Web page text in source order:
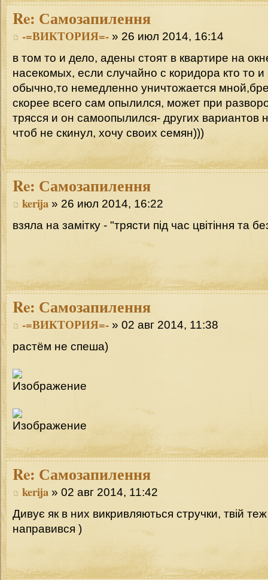
Re: Самозапилення
-=ВИКТОРИЯ=- » 26 июл 2014, 16:14
в том то и дело, адены стоят в квартире на
насекомых, если случайно с коридора кто то и
обычно,то немедленно уничтожается
скорее всего сам опылился, может при
трясся и он самоопылился- других вариантов
чтоб не скинул, хочу своих семян)))
Re: Самозапилення
kerija » 26 июл 2014, 16:22
взяла на замітку - "трясти під час цвітіння та
Re: Самозапилення
-=ВИКТОРИЯ=- » 02 авг 2014, 11:38
растём не спеша)
Re: Самозапилення
kerija » 02 авг 2014, 11:42
Дивує як в них викривляються стручки, твій
направився )